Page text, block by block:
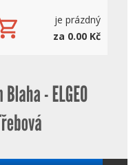
je prázdný
za 0.00 Kč